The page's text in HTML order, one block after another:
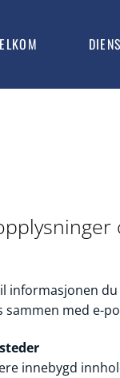
informasjonen
sammen med e-
innebygd